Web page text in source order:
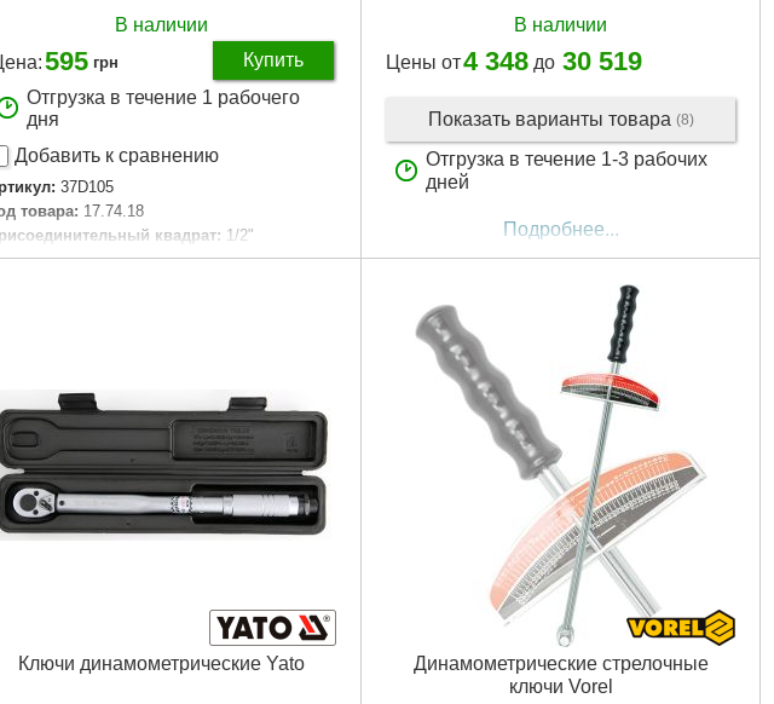
В наличии
595 грн
Купить
Отгрузка в течение 1 рабочего
дня
Добавить к сравнению
37D105
товара: 17.74.18
квадрат: 1/2"
затяжки: 0-200 Нм
В наличии
Цены от4 348 до 30 519
Показать варианты товара (8)
Отгрузка в течение 1-3 рабочих
дней
Подробнее...
Ключи динамометрические Yato
Динамометрические стрелочные
ключи Vorel